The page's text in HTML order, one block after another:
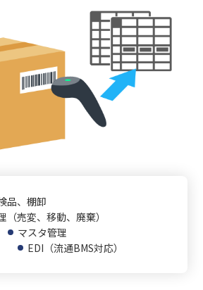
品、棚卸
（売変、移動、廃棄）
マスタ管理
EDI（流通BMS対応）